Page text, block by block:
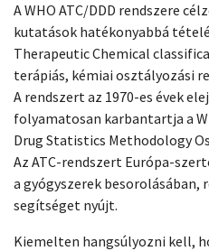
A WHO ATC/DDD rendszere
kutatások hatékonyabbá
Therapeutic Chemical
terápiás, kémiai osztályozási
A rendszert az 1970-es évek
folyamatosan karbantartja a
Drug Statistics Methodology
Az ATC-rendszert Európa-
a gyógyszerek besorolásában,
segítséget nyújt.
Kiemelten hangsúlyozni kell,